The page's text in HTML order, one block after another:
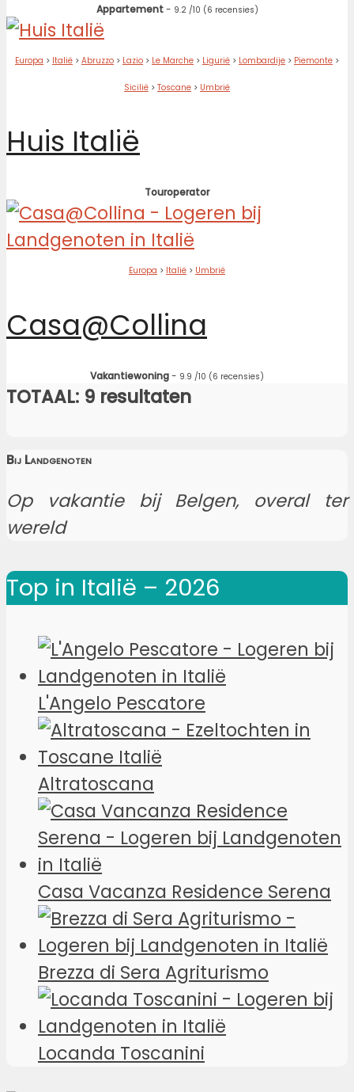
Appartement- 9.2 /10 (6 recensies)
Europa > Italië > Abruzzo > Lazio > Le Marche > Ligurië > Lombardije > Piemonte >
Sicilië > Toscane > Umbrië
Huis Italië
Touroperator
Europa > Italië > Umbrië
Casa@Collina
Vakantiewoning- 9.9 /10 (6 recensies)
TOTAAL: 9 resultaten
Bij Landgenoten
Op vakantie bij Belgen, overal ter
wereld
Top in Italië – 2026
L'Angelo Pescatore
Altratoscana
Casa Vacanza Residence Serena
Brezza di Sera Agriturismo
Locanda Toscanini